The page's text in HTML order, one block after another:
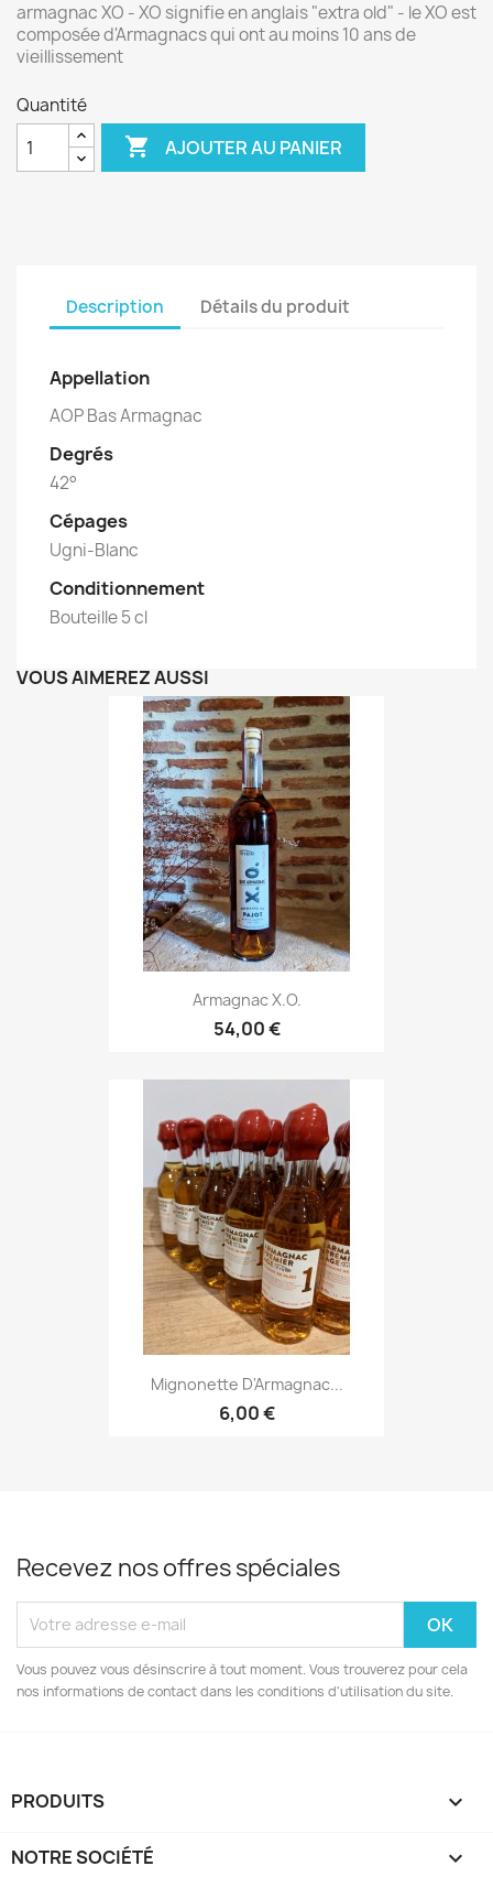
armagnac XO - XO signifie en anglais "extra old" - le XO est
composée d'Armagnacs qui ont au moins 10 ans de
vieillissement
Quantité
 AJOUTER AU PANIER
Description Détails du produit
Appellation
AOP Bas Armagnac
Degrés
42°
Cépages
Ugni-Blanc
Conditionnement
Bouteille 5 cl
VOUS AIMEREZ AUSSI
Armagnac X.O.
54,00 €
Mignonette D'Armagnac...
6,00 €
Recevez nos offres spéciales
Vous pouvez vous désinscrire à tout moment. Vous trouverez pour cela
nos informations de contact dans les conditions d'utilisation du site.
PRODUITS 
NOTRE SOCIÉTÉ 